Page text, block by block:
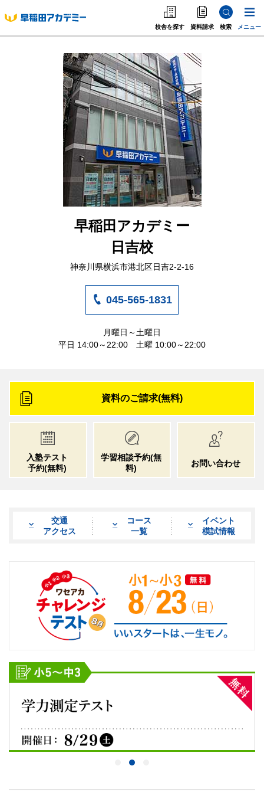
校舎を探す 資料請求 検索 メニュー
中学受験
高校受験
大学受験
個別指導
海外·帰国·首都圏外
英語教室
早稲田アカデミー
日吉校
神奈川県横浜市港北区日吉2-2-16
045-565-1831
月曜日～土曜日
平日 14:00～22:00 土曜 10:00～22:00
資料のご請求(無料)
入塾テスト
予約(無料)
学習相談予約(無
料)
お問い合わせ
交通
アクセス
コース
一覧
イベント
模試情報